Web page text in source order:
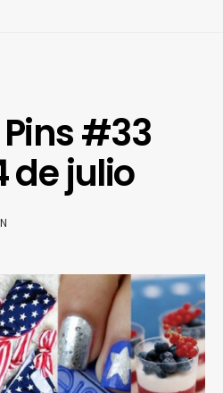
#33
de julio